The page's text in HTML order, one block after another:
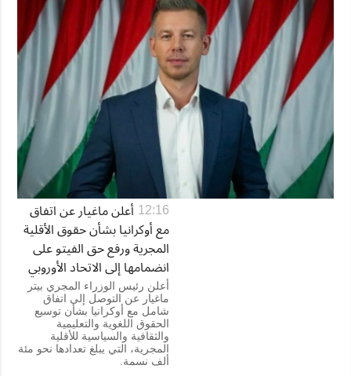
12:16 أعلن ماغيار عن اتفاق
مع أوكرانيا بشأن حقوق الأقلية
المجرية ورفع حق الفيتو على
انضمامها إلى الاتحاد الأوروبي
أعلن رئيس الوزراء المجري بيتر
ماغيار عن التوصل إلى اتفاق
شامل مع أوكرانيا بشأن توسيع
الحقوق اللغوية والتعليمية
والثقافية والسياسية للأقلية
المجرية، التي يبلغ تعدادها نحو مئة
ألف نسمة.